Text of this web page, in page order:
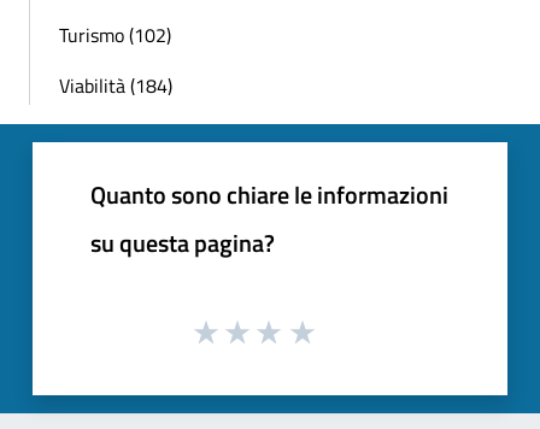
Turismo (102)
Viabilità (184)
Quanto sono chiare le informazioni
su questa pagina?